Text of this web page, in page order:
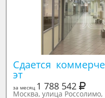
Сдается
эт
за месяц 1 788 542
Москва, улица Россолимо,